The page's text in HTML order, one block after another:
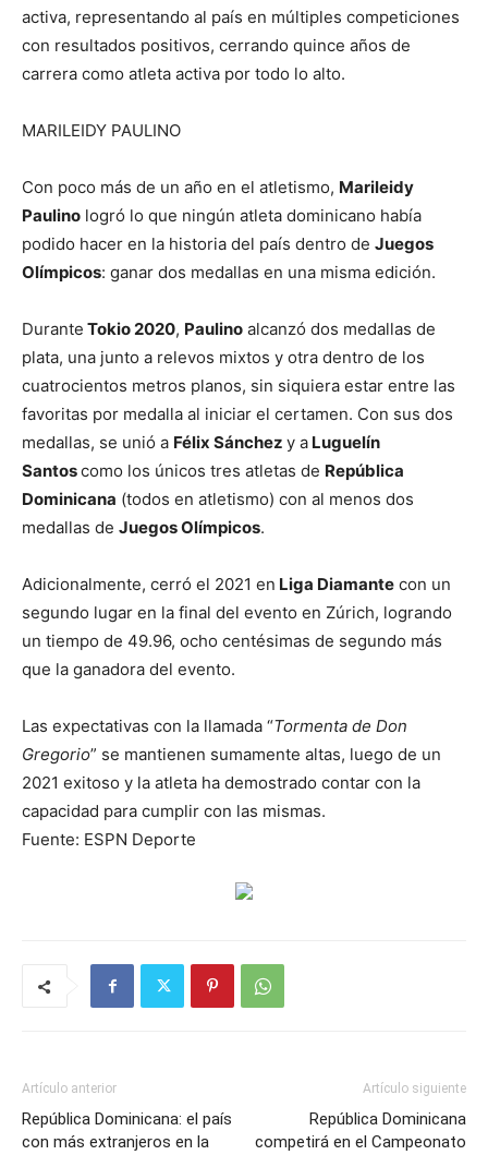
activa, representando al país en múltiples competiciones
con resultados positivos, cerrando quince años de
carrera como atleta activa por todo lo alto.
MARILEIDY PAULINO
Con poco más de un año en el atletismo, Marileidy
Paulino logró lo que ningún atleta dominicano había
podido hacer en la historia del país dentro de Juegos
Olímpicos: ganar dos medallas en una misma edición.
Durante Tokio 2020, Paulino alcanzó dos medallas de
plata, una junto a relevos mixtos y otra dentro de los
cuatrocientos metros planos, sin siquiera estar entre las
favoritas por medalla al iniciar el certamen. Con sus dos
medallas, se unió a Félix Sánchez y a Luguelín
Santoscomo los únicos tres atletas de República
Dominicana (todos en atletismo) con al menos dos
medallas de Juegos Olímpicos.
Adicionalmente, cerró el 2021 en Liga Diamante con un
segundo lugar en la final del evento en Zúrich, logrando
un tiempo de 49.96, ocho centésimas de segundo más
que la ganadora del evento.
Las expectativas con la llamada “Tormenta de Don
Gregorio” se mantienen sumamente altas, luego de un
2021 exitoso y la atleta ha demostrado contar con la
capacidad para cumplir con las mismas.
Fuente: ESPN Deporte
Artículo anterior
República Dominicana: el país
con más extranjeros en la
Artículo siguiente
República Dominicana
competirá en el Campeonato